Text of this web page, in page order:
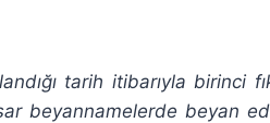
tarih itibarıyla birinci
beyannamelerde beyan